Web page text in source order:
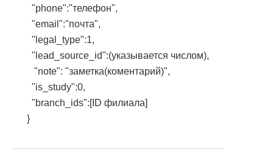
"phone":"телефон",
"email":"почта",
"legal_type":1,
"lead_source_id":(указывается числом),
"note": "заметка(коментарий)",
"is_study":0,
"branch_ids":[ID филиала]
}